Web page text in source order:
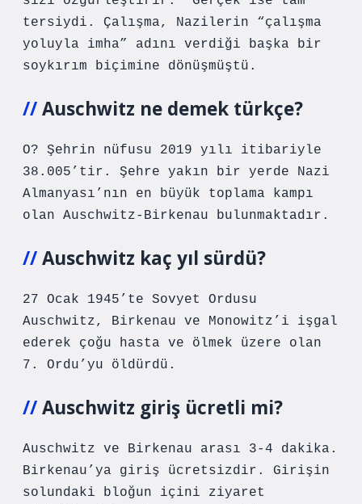
tersiydi. Çalışma, Nazilerin “çalışma
yoluyla imha” adını verdiği başka bir
soykırım biçimine dönüşmüştü.
Auschwitz ne demek türkçe?
O? Şehrin nüfusu 2019 yılı itibariyle
38.005’tir. Şehre yakın bir yerde Nazi
Almanyası’nın en büyük toplama kampı
olan Auschwitz-Birkenau bulunmaktadır.
Auschwitz kaç yıl sürdü?
27 Ocak 1945’te Sovyet Ordusu
Auschwitz, Birkenau ve Monowitz’i işgal
ederek çoğu hasta ve ölmek üzere olan
7. Ordu’yu öldürdü.
Auschwitz giriş ücretli mi?
Auschwitz ve Birkenau arası 3-4 dakika.
Birkenau’ya giriş ücretsizdir. Girişin
solundaki bloğun içini ziyaret